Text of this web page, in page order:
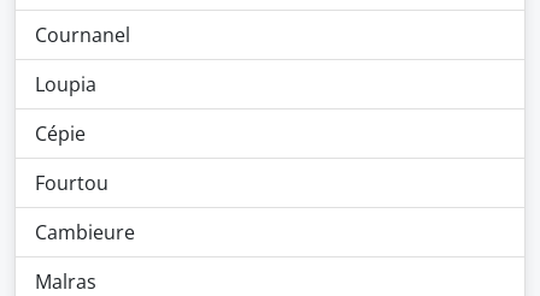
Cournanel
Loupia
Cépie
Fourtou
Cambieure
Malras